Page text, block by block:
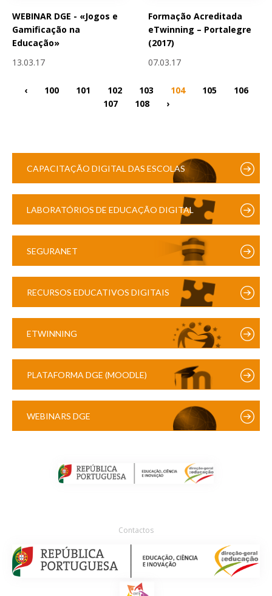
WEBINAR DGE - «Jogos e
Gamificação na
Educação»
13.03.17
Formação Acreditada
eTwinning – Portalegre
(2017)
07.03.17
‹ 100 101 102 103 104 105
106
107
108 ›
CAPACITAÇÃO DIGITAL DAS ESCOLAS
LABORATÓRIOS DE EDUCAÇÃO DIGITAL
SEGURANET
RECURSOS EDUCATIVOS DIGITAIS
ETWINNING
PLATAFORMA DGE (MOODLE)
WEBINARS DGE
Contactos